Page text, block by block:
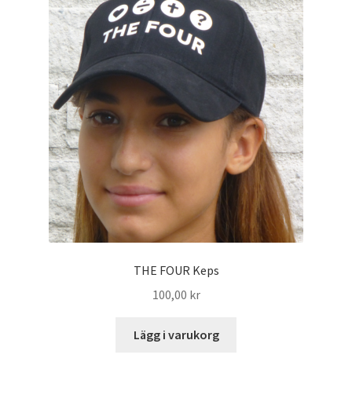
THE FOUR Keps
100,00 kr
Lägg i varukorg